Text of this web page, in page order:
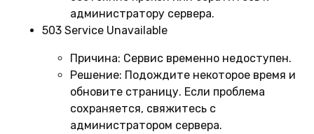
администратору сервера.
503 Service Unavailable
Причина: Сервис временно недоступен.
Решение: Подождите некоторое время и
обновите страницу. Если проблема
сохраняется, свяжитесь с
администратором сервера.